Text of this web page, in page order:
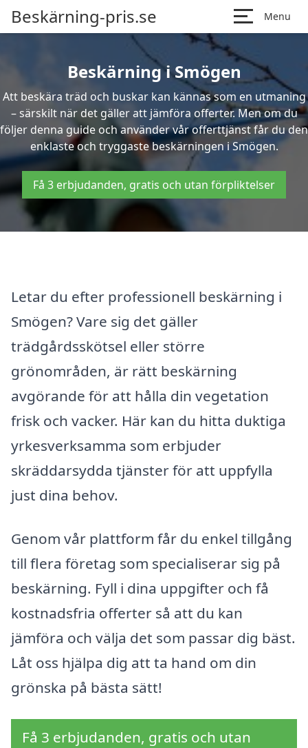
Beskärning-pris.se Menu
Beskärning i Smögen
Att beskära träd och buskar kan kännas som en utmaning
– särskilt när det gäller att jämföra offerter. Men om du
följer denna guide och använder vår offerttjänst får du den
enklaste och tryggaste beskärningen i Smögen.
Få 3 erbjudanden, gratis och utan förpliktelser
Letar du efter professionell beskärning i
Smögen? Vare sig det gäller
trädgårdsskötsel eller större
grönområden, är rätt beskärning
avgörande för att hålla din vegetation
frisk och vacker. Här kan du hitta duktiga
yrkesverksamma som erbjuder
skräddarsydda tjänster för att uppfylla
just dina behov.
Genom vår plattform får du enkel tillgång
till flera företag som specialiserar sig på
beskärning. Fyll i dina uppgifter och få
kostnadsfria offerter så att du kan
jämföra och välja det som passar dig bäst.
Låt oss hjälpa dig att ta hand om din
grönska på bästa sätt!
Få 3 erbjudanden, gratis och utan